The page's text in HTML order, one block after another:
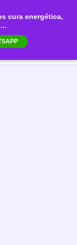
cura energética,